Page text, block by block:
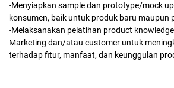
-Menyiapkan sample dan prototype/mock
konsumen, baik untuk produk baru maupun
-Melaksanakan pelatihan product
Marketing dan/atau customer untuk
terhadap fitur, manfaat, dan keunggulan